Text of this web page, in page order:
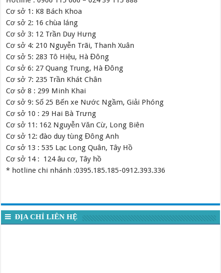
Cơ sở 1: K8 Bách Khoa
Cơ sở 2: 16 chùa láng
Cơ sở 3: 12 Trần Duy Hưng
Cơ sở 4: 210 Nguyễn Trãi, Thanh Xuân
Cơ sở 5: 283 Tô Hiệu, Hà Đông
Cơ sở 6: 27 Quang Trung, Hà Đông
Cơ sở 7: 235 Trần Khát Chân
Cơ sở 8 : 299 Minh Khai
Cơ sở 9: Số 25 Bến xe Nước Ngầm, Giải Phóng
Cơ sở 10 : 29 Hai Bà Trưng
Cơ sở 11: 162 Nguyễn Văn Cừ, Long Biên
Cơ sở 12: đào duy tùng Đông Anh
Cơ sở 13 : 535 Lạc Long Quân, Tây Hồ
Cơ sở 14 : 124 âu cơ, Tây hồ
* hotline chi nhánh :0395.185.185-0912.393.336
ĐỊA CHỈ LIÊN HỆ